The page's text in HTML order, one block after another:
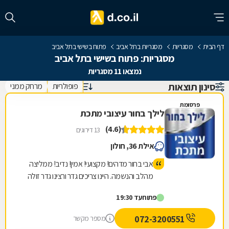
דף הבית מסגריות מסגריות בתל אביב פתוח בשישי בתל אביב
מסגריות: פתוח בשישי בתל אביב
נמצאו 11 מסגריות
סינון תוצאות פופולריות מרחק ממני
פרסומת
לילך בחור עיצובי מתכת
(4.6) 13 דירוגים
אילת 36, חולון
אבי בחור מדהים! מקצועי! אמין! נדיב! ממליצה
מהלב והנשמה. היינו צריכים גדר ורצינו גדר זולה
לא ממליץ על הגדר שרצינו, אבל אנחנו
התעקשנו כי רצינו זול. ביום ההתקנה אבי שם לנו
גדר יותר יקרה כי זה היה בניגוד למה שהמליץ
פתוחעד 19:30
מספר מקשר